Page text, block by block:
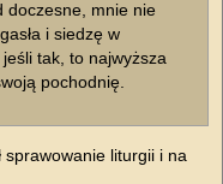
doczesne, mnie nie
i siedzę w
tak, to najwyższa
pochodnię.
sprawowanie liturgii i na